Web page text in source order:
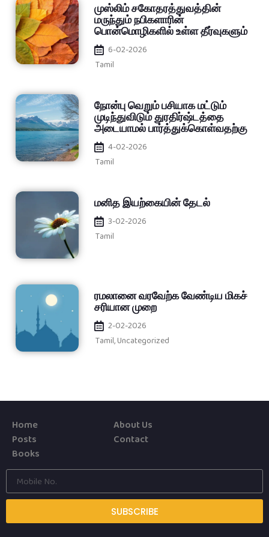
முஸ்லிம் சகோதரத்துவத்தின்
மருந்தும் நபிகளாரின்
பொன்மொழிகளில் உள்ள தீர்வுகளும்
6-02-2026
Tamil
நோன்பு வெறும் பசியாக மட்டும்
முடிந்துவிடும் துரதிர்ஷ்டத்தை
அடையாமல் பார்த்துக்கொள்வதற்கு
4-02-2026
Tamil
மனித இயற்கையின் தேடல்
3-02-2026
Tamil
ரமலானை வரவேற்க வேண்டிய மிகச்
சரியான முறை
2-02-2026
Tamil,Uncategorized
Home
Posts
Books
About Us
Contact
SUBSCRIBE